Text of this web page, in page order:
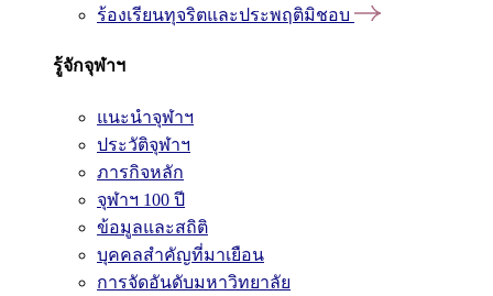
ร้องเรียนทุจริตและประพฤติมิชอบ
รู้จักจุฬาฯ
แนะนำจุฬาฯ
ประวัติจุฬาฯ
ภารกิจหลัก
จุฬาฯ 100 ปี
ข้อมูลและสถิติ
บุคคลสำคัญที่มาเยือน
การจัดอันดับมหาวิทยาลัย